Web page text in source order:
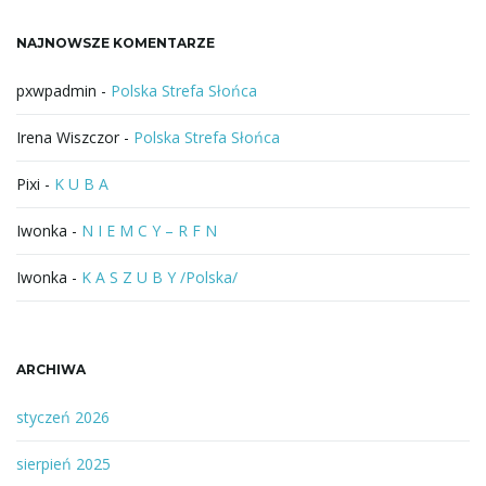
z
NAJNOWSZE KOMENTARZE
pxwpadmin - Polska Strefa Słońca
Irena Wiszczor - Polska Strefa Słońca
Pixi - K U B A
Iwonka - N I E M C Y – R F N
Iwonka - K A S Z U B Y /Polska/
ARCHIWA
styczeń 2026
sierpień 2025